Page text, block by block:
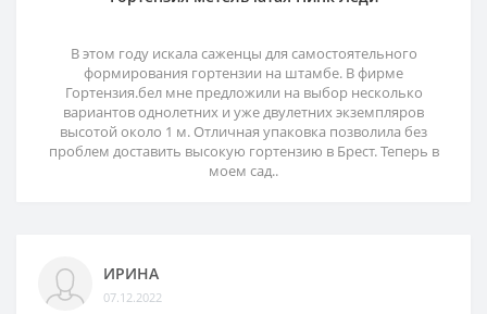
В этом году искала саженцы для самостоятельного
формирования гортензии на штамбе. В фирме
Гортензия.бел мне предложили на выбор несколько
вариантов однолетних и уже двулетних экземпляров
высотой около 1 м. Отличная упаковка позволила без
проблем доставить высокую гортензию в Брест. Теперь в
моем сад..
ИРИНА
07.12.2022